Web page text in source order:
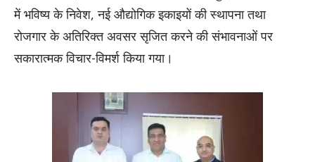
में भविष्य के निवेश, नई औद्योगिक इकाइयों की स्थापना तथा
रोजगार के अतिरिक्त अवसर सृजित करने की संभावनाओं पर
सकारात्मक विचार-विमर्श किया गया।